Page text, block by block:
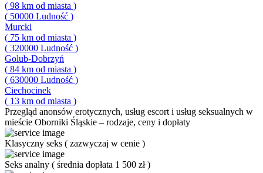
( 98 km od miasta )
( 50000 Ludność )
Murcki
( 75 km od miasta )
( 320000 Ludność )
Golub-Dobrzyń
( 84 km od miasta )
( 630000 Ludność )
Ciechocinek
( 13 km od miasta )
Przegląd anonsów erotycznych, usług escort i usług seksualnych w
mieście Oborniki Śląskie – rodzaje, ceny i dopłaty
Klasyczny seks ( zazwyczaj w cenie )
Seks analny ( średnia dopłata 1 500 zł)